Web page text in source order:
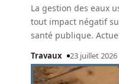
La gestion des eaux
tout impact négatif
santé publique.
Travaux 23 juillet 2026